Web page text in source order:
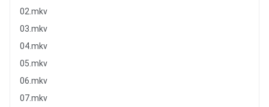
02.mkv
03.mkv
04.mkv
05.mkv
06.mkv
07.mkv